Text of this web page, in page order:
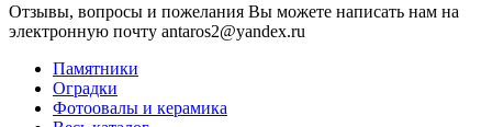
Отзывы, вопросы и пожелания Вы можете написать нам на
электронную почту antaros2@yandex.ru
Памятники
Оградки
Фотоовалы и керамика